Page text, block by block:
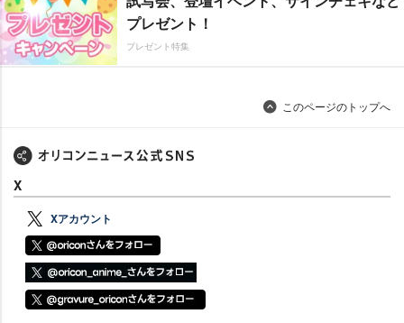
プレゼント！
プレゼント特集
このページのトップへ
X
Xアカウント